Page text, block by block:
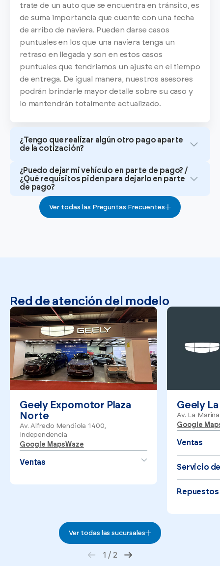
trate de un auto que se encuentra en tránsito, es
de suma importancia que cuente con una fecha
de arribo de naviera. Pueden darse casos
puntuales en los que una naviera tenga un
retraso en llegada y son en estos casos
puntuales que tendríamos un ajuste en el tiempo
de entrega. De igual manera, nuestros asesores
podrán brindarle mayor detalle sobre su caso y
lo mantendrán totalmente actualizado.
¿Tengo que realizar algún otro pago aparte
de la cotización?
¿Puedo dejar mi vehículo en parte de pago? /
¿Qué requisitos piden para dejarlo en parte
de pago?
Ver todas las Preguntas Frecuentes
Red de atención del modelo
Geely Expomotor Plaza
Norte
Av. Alfredo Mendiola 1400,
Independencia
Google MapsWaze
Ventas
Geely
Av. La
Google
Ventas
Servicio
Ver todas las sucursales
1 / 2